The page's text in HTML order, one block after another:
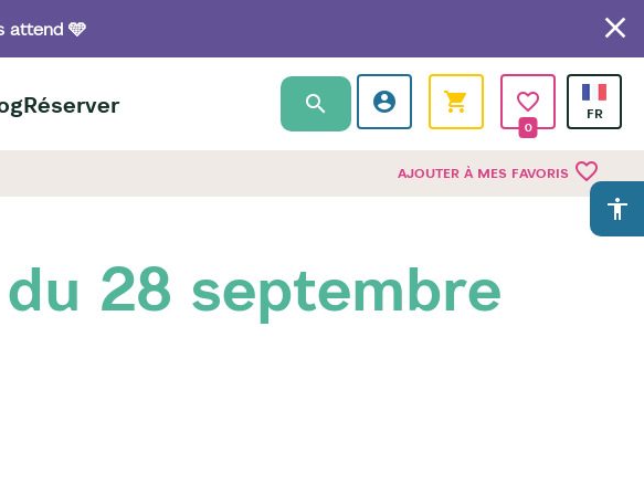
attend 🩵
Réserver
0
AJOUTER À MES FAVORIS favorite_border
accessibility
28 septembre